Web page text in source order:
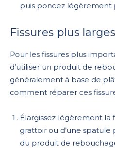
puis poncez légèrement
Fissures plus
Pour les fissures plus
d’utiliser un produit de
généralement à base de
comment réparer ces
Élargissez légèrement la
grattoir ou d’une spatule
du produit de